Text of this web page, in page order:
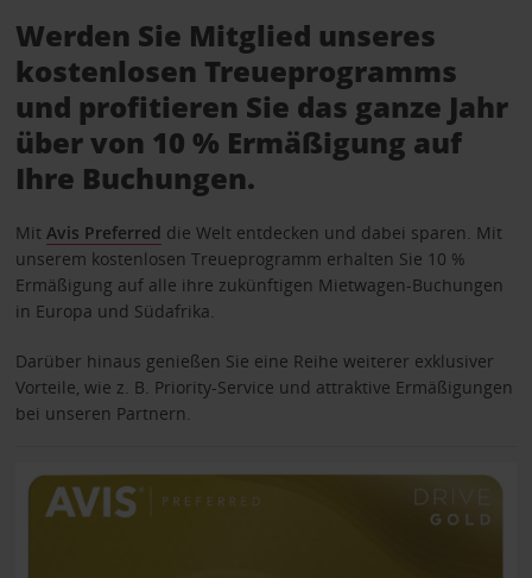
Werden Sie Mitglied unseres
kostenlosen Treueprogramms
und profitieren Sie das ganze Jahr
über von 10 % Ermäßigung auf
Ihre Buchungen.
Mit Avis Preferred die Welt entdecken und dabei sparen. Mit
unserem kostenlosen Treueprogramm erhalten Sie 10 %
Ermäßigung auf alle ihre zukünftigen Mietwagen-Buchungen
in Europa und Südafrika.
Darüber hinaus genießen Sie eine Reihe weiterer exklusiver
Vorteile, wie z. B. Priority-Service und attraktive Ermäßigungen
bei unseren Partnern.